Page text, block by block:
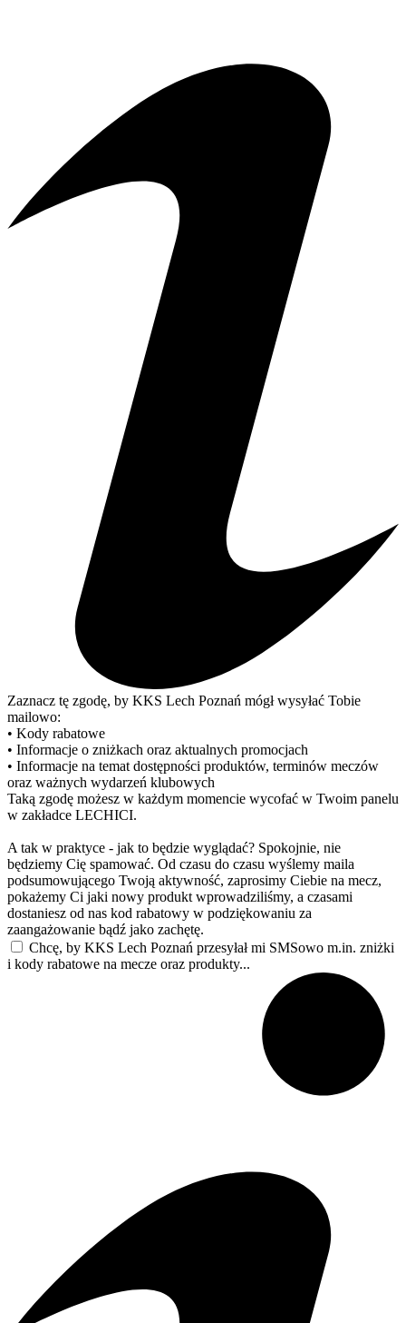
Zaznacz tę zgodę, by KKS Lech Poznań mógł wysyłać Tobie
mailowo:
• Kody rabatowe
• Informacje o zniżkach oraz aktualnych promocjach
• Informacje na temat dostępności produktów, terminów meczów
oraz ważnych wydarzeń klubowych
Taką zgodę możesz w każdym momencie wycofać w Twoim panelu
w zakładce LECHICI.
A tak w praktyce - jak to będzie wyglądać? Spokojnie, nie
będziemy Cię spamować. Od czasu do czasu wyślemy maila
podsumowującego Twoją aktywność, zaprosimy Ciebie na mecz,
pokażemy Ci jaki nowy produkt wprowadziliśmy, a czasami
dostaniesz od nas kod rabatowy w podziękowaniu za
zaangażowanie bądź jako zachętę.
Chcę, by KKS Lech Poznań przesyłał mi SMSowo m.in. zniżki
i kody rabatowe na mecze oraz produkty...